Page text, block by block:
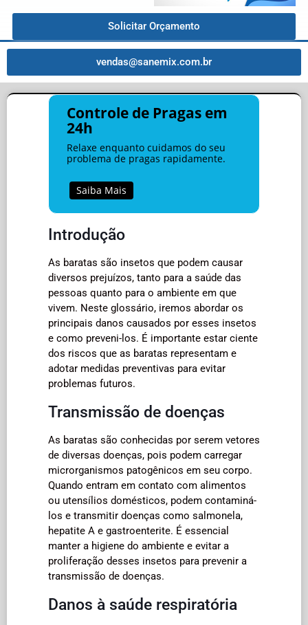
Solicitar Orçamento
vendas@sanemix.com.br
Controle de Pragas em
24h
Relaxe enquanto cuidamos do seu
problema de pragas rapidamente.
Saiba Mais
Introdução
As baratas são insetos que podem causar
diversos prejuízos, tanto para a saúde das
pessoas quanto para o ambiente em que
vivem. Neste glossário, iremos abordar os
principais danos causados por esses insetos
e como preveni-los. É importante estar ciente
dos riscos que as baratas representam e
adotar medidas preventivas para evitar
problemas futuros.
Transmissão de doenças
As baratas são conhecidas por serem vetores
de diversas doenças, pois podem carregar
microrganismos patogênicos em seu corpo.
Quando entram em contato com alimentos
ou utensílios domésticos, podem contaminá-
los e transmitir doenças como salmonela,
hepatite A e gastroenterite. É essencial
manter a higiene do ambiente e evitar a
proliferação desses insetos para prevenir a
transmissão de doenças.
Danos à saúde respiratória